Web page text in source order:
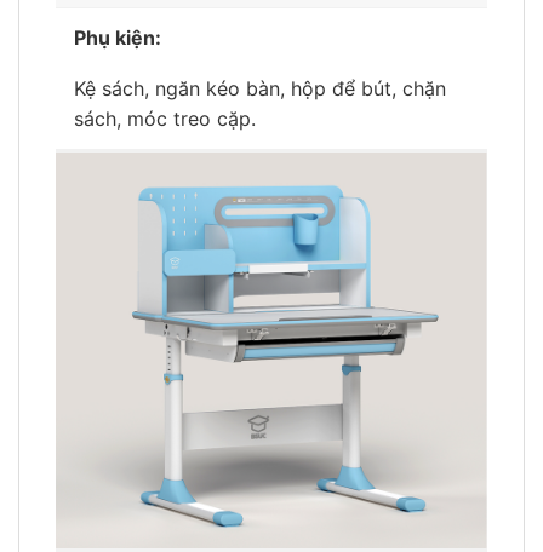
Phụ kiện:
Kệ sách, ngăn kéo bàn, hộp để bút, chặn
sách, móc treo cặp.